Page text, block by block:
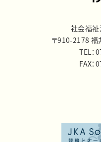
社会福
〒910-2178
TEL：
FAX